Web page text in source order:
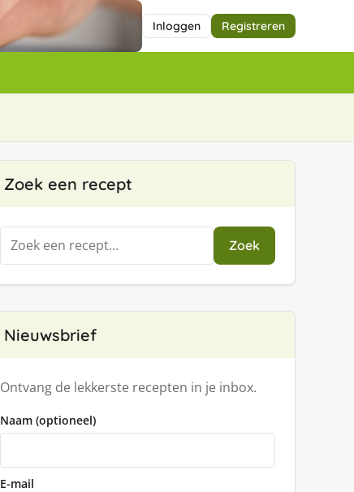
Inloggen Registreren
Zoek een recept
Zoeken
naar:
Zoek
Nieuwsbrief
Ontvang de lekkerste recepten in je inbox.
Naam (optioneel)
E-mail